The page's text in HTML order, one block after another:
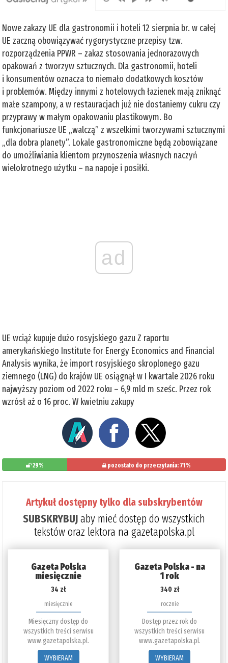
Nowe zakazy UE dla gastronomii i hoteli 12 sierpnia br. w całej
UE zaczną obowiązywać rygorystyczne przepisy tzw.
rozporządzenia PPWR – zakaz stosowania jednorazowych
opakowań z tworzyw sztucznych. Dla gastronomii, hoteli
i konsumentów oznacza to niemało dodatkowych kosztów
i problemów. Między innymi z hotelowych łazienek mają zniknąć
małe szampony, a w restauracjach już nie dostaniemy cukru czy
przyprawy w małym opakowaniu plastikowym. Bo
funkcjonariusze UE „walczą” z wszelkimi tworzywami sztucznymi
„dla dobra planety”. Lokale gastronomiczne będą zobowiązane
do umożliwiania klientom przynoszenia własnych naczyń
wielokrotnego użytku – na napoje i posiłki.
ad
UE wciąż kupuje dużo rosyjskiego gazu Z raportu
amerykańskiego Institute for Energy Economics and Financial
Analysis wynika, że import rosyjskiego skroplonego gazu
ziemnego (LNG) do krajów UE osiągnął w I kwartale 2026 roku
najwyższy poziom od 2022 roku – 6,9 mld m sześc. Przez rok
wzrósł aż o 16 proc. W kwietniu zakupy
29% pozostało do przeczytania: 71%
Artykuł dostępny tylko dla subskrybentów
SUBSKRYBUJaby mieć dostęp do wszystkich
tekstów oraz lektora na gazetapolska.pl
Gazeta Polska
miesięcznie
34 zł
miesięcznie
Miesięczny dostęp do
wszystkich treści serwisu
www.gazetapolska.pl.
WYBIERAM
Gazeta Polska - na
1 rok
340 zł
rocznie
Dostęp przez rok do
wszystkich treści serwisu
www.gazetapolska.pl.
WYBIERAM